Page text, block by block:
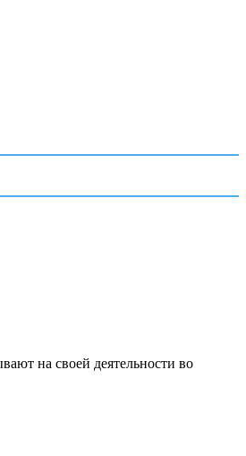
на своей деятельности во